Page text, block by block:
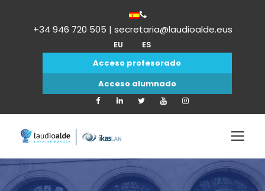
+34 946 720 505 | secretaria@laudioalde.eus
EU
ES
Acceso profesorado
Acceso alumnado